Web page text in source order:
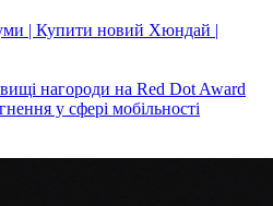
нагороди на Red Dot Award
у сфері мобільності